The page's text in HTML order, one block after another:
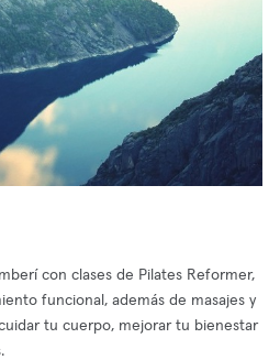
con clases de Pilates Reformer,
funcional, además de masajes y
tu cuerpo, mejorar tu bienestar